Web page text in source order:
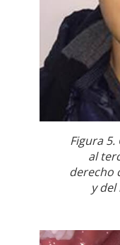
Figura
al
derecho
y